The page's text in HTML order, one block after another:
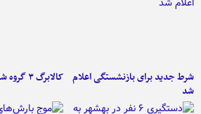
شرط جدید برای بازنشستگی اعلام
شد
کالابرگ ۳ گروه شارژ شد